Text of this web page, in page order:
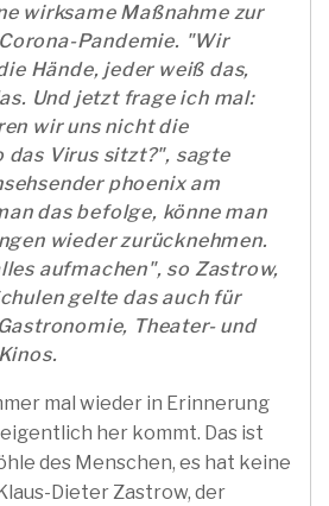
wirksame Maßnahme zur
Pandemie. "Wir
Hände, jeder weiß das,
Und jetzt frage ich mal:
wir uns nicht die
das Virus sitzt?", sagte
phoenix am
das befolge, könne man
wieder zurücknehmen.
aufmachen", so Zastrow,
gelte das auch für
Theater- und
mal wieder in Erinnerung
her kommt. Das ist
des Menschen, es hat keine
Dieter Zastrow, der